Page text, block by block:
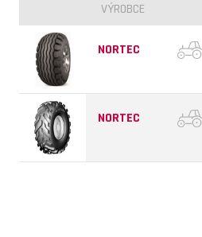
VÝROBCE
NORTEC
NORTEC